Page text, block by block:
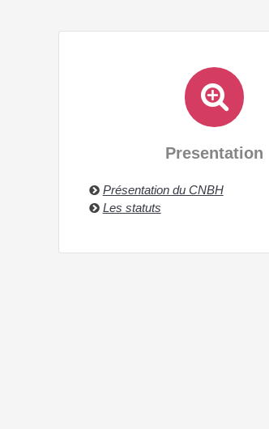
Presentation
Présentation du CNBH
Les statuts